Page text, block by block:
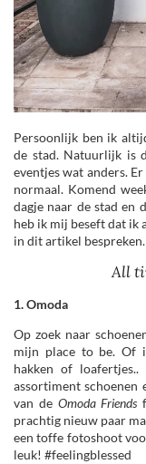
Persoonlijk ben ik
de stad. Natuurlijk is
eventjes wat anders.
normaal. Komend
dagje naar de stad en
heb ik mij beseft dat ik
in dit artikel bespreken.
All
1. Omoda
Op zoek naar
mijn place to be. Of
hakken of loafertjes..
assortiment
van de Omoda Friends
prachtig nieuw paar
een toffe fotoshoot
leuk! #feelingblessed